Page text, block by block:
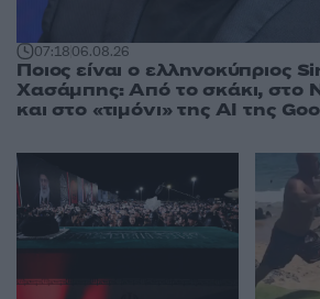
07:1806.08.26
Ποιος είναι ο ελληνοκύπριος
Χασάμπης: Από το σκάκι, στο
και στο «τιμόνι» της AI της